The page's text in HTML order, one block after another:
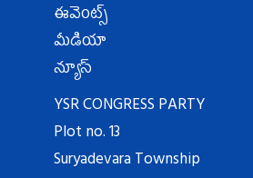
ఈవెంట్స్
మీడియా
న్యూస్
YSR CONGRESS PARTY
Plot no. 13
Suryadevara Township